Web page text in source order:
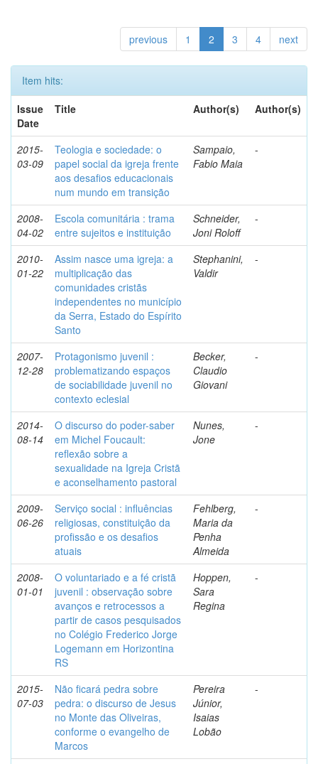
previous 1 2 3 4 next
Item hits:
Issue
Date
Title Author(s) Author(s)
2015-
03-09
Teologia e sociedade: o
papel social da igreja frente
aos desafios educacionais
num mundo em transição
Sampaio,
Fabio Maia
-
2008-
04-02
Escola comunitária : trama
entre sujeitos e instituição
Schneider,
Joni Roloff
-
2010-
01-22
Assim nasce uma igreja: a
multiplicação das
comunidades cristãs
independentes no município
da Serra, Estado do Espírito
Santo
Stephanini,
Valdir
-
2007-
12-28
Protagonismo juvenil :
problematizando espaços
de sociabilidade juvenil no
contexto eclesial
Becker,
Claudio
Giovani
-
2014-
08-14
O discurso do poder-saber
em Michel Foucault:
reflexão sobre a
sexualidade na Igreja Cristã
e aconselhamento pastoral
Nunes,
Jone
-
2009-
06-26
Serviço social : influências
religiosas, constituição da
profissão e os desafios
atuais
Fehlberg,
Maria da
Penha
Almeida
-
2008-
01-01
O voluntariado e a fé cristã
juvenil : observação sobre
avanços e retrocessos a
partir de casos pesquisados
no Colégio Frederico Jorge
Logemann em Horizontina
RS
Hoppen,
Sara
Regina
-
2015-
07-03
Não ficará pedra sobre
pedra: o discurso de Jesus
no Monte das Oliveiras,
conforme o evangelho de
Marcos
Pereira
Júnior,
Isaias
Lobão
-